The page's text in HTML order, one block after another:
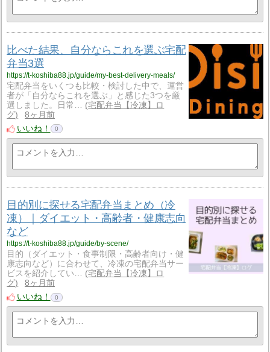
比べた結果、自分ならこれを選ぶ宅配
弁当3選
https://t-koshiba88.jp/guide/my-best-delivery-meals/
宅配弁当をいくつも比較・検討した中で、運営
者が「自分ならこれを選ぶ」と感じた3つを厳
選しました。日常…
宅配弁当【冷凍】ロ
グ
8ヶ月前
いいね！
0
目的別に探せる宅配弁当まとめ（冷
凍）｜ダイエット・高齢者・健康志向
など
https://t-koshiba88.jp/guide/by-scene/
目的（ダイエット・食事制限・高齢者向け・健
康志向など）に合わせて、冷凍の宅配弁当サー
ビスを紹介してい…
宅配弁当【冷凍】ロ
グ
8ヶ月前
いいね！
0